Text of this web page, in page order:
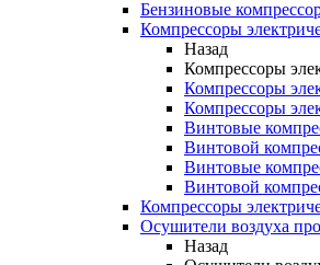
Бензиновые
Компрессоры
Назад
Компрессоры
Компрессоры
Компрессоры
Винтовые
Винтовой
Винтовые
Винтовой
Компрессоры
Осушители воздуха
Назад